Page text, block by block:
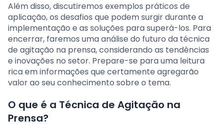
Além disso, discutiremos exemplos práticos de
aplicação, os desafios que podem surgir durante a
implementação e as soluções para superá-los. Para
encerrar, faremos uma análise do futuro da técnica
de agitação na prensa, considerando as tendências
e inovações no setor. Prepare-se para uma leitura
rica em informações que certamente agregarão
valor ao seu conhecimento sobre o tema.
O que é a Técnica de Agitação na
Prensa?